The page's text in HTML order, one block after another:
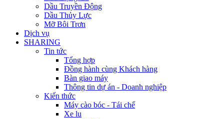
Dầu Truyền Động
Dầu Thủy Lực
Mỡ Bôi Trơn
Dịch vụ
SHARING
Tin tức
Tổng hợp
Đồng hành cùng Khách hàng
Bàn giao máy
Thông tin dự án - Doanh nghiệp
Kiến thức
Máy cào bóc - Tái chế
Xe lu